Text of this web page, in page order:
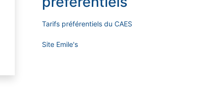
Tarifs préférentiels du CAES
Site Emile's